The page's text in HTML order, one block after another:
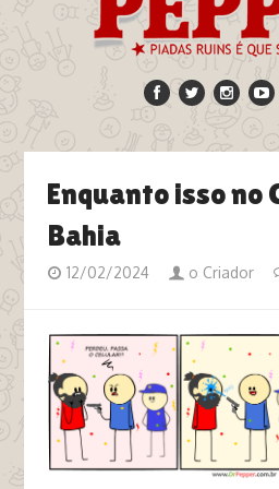
Enquanto isso no
Bahia
12/02/2024 o Criador